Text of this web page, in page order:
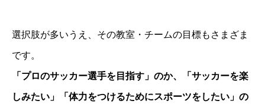
選択肢が多いうえ、その教室・チームの目標もさまざま
です。
「プロのサッカー選手を目指す」のか、「サッカーを楽
しみたい」「体力をつけるためにスポーツをしたい」の